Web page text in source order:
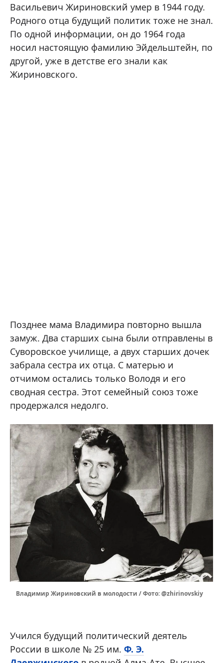
Васильевич Жириновский умер в 1944 году.
Родного отца будущий политик тоже не знал.
По одной информации, он до 1964 года
носил настоящую фамилию Эйдельштейн, по
другой, уже в детстве его знали как
Жириновского.
Позднее мама Владимира повторно вышла
замуж. Два старших сына были отправлены в
Суворовское училище, а двух старших дочек
забрала сестра их отца. С матерью и
отчимом остались только Володя и его
сводная сестра. Этот семейный союз тоже
продержался недолго.
Владимир Жириновский в молодости / Фото: @zhirinovskiy
Учился будущий политический деятель
России в школе № 25 им. Ф. Э.